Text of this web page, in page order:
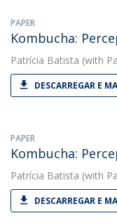
PAPER
Kombucha:
Patrícia Batista (with
DESCARREGAR E
PAPER
Kombucha:
Patrícia Batista (with
DESCARREGAR E